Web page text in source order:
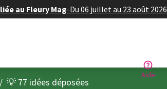
au Fleury Mag-Du 06 juillet au 23 août 2026
Aide
utilisateur
/ 💡 77 idées déposées